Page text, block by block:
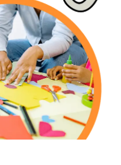
de Protección,
y vacaciones.